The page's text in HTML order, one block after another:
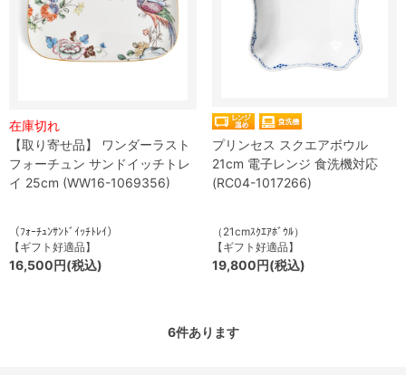
在庫切れ
【取り寄せ品】 ワンダーラスト
フォーチュン サンドイッチトレ
イ 25cm (WW16-1069356)
（ﾌｫｰﾁｭﾝｻﾝﾄﾞｲｯﾁﾄﾚｲ）
【ギフト好適品】
16,500円(税込)
プリンセス スクエアボウル
21cm 電子レンジ 食洗機対応
(RC04-1017266)
（21cmｽｸｴｱﾎﾞｳﾙ）
【ギフト好適品】
19,800円(税込)
6件あります